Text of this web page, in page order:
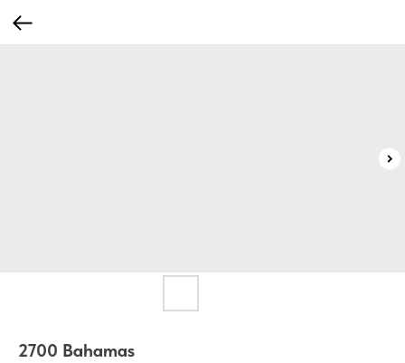
2700 Bahamas